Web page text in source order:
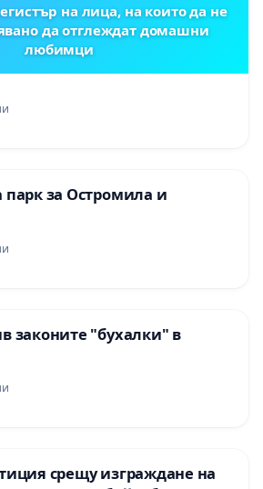
на лица, на които да не
да отглеждат домашни
любимци
за Остромила и
законите "бухалки" в
срещу изграждане на